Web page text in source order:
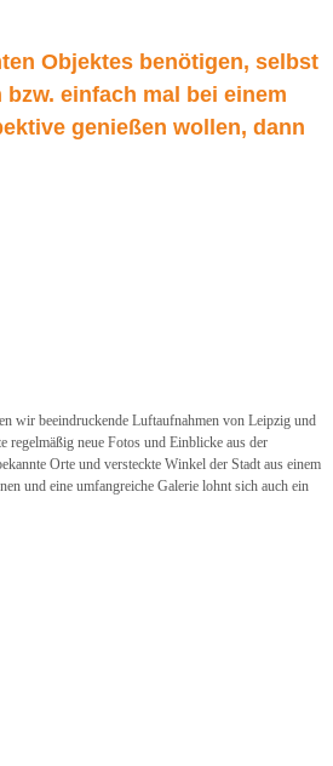
Objektes benötigen, selbst
einfach mal bei einem
genießen wollen, dann
wir beeindruckende Luftaufnahmen von Leipzig und
neue Fotos und Einblicke aus der
Orte und versteckte Winkel der Stadt aus einem
und eine umfangreiche Galerie lohnt sich auch ein